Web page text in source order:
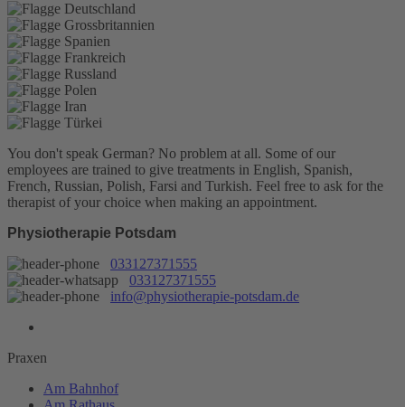
You don't speak German? No problem at all. Some of our
employees are trained to give treatments in English, Spanish,
French, Russian, Polish, Farsi and Turkish. Feel free to ask for the
therapist of your choice when making an appointment.
Physiotherapie Potsdam
033127371555
033127371555
info@physiotherapie-potsdam.de
Praxen
Am Bahnhof